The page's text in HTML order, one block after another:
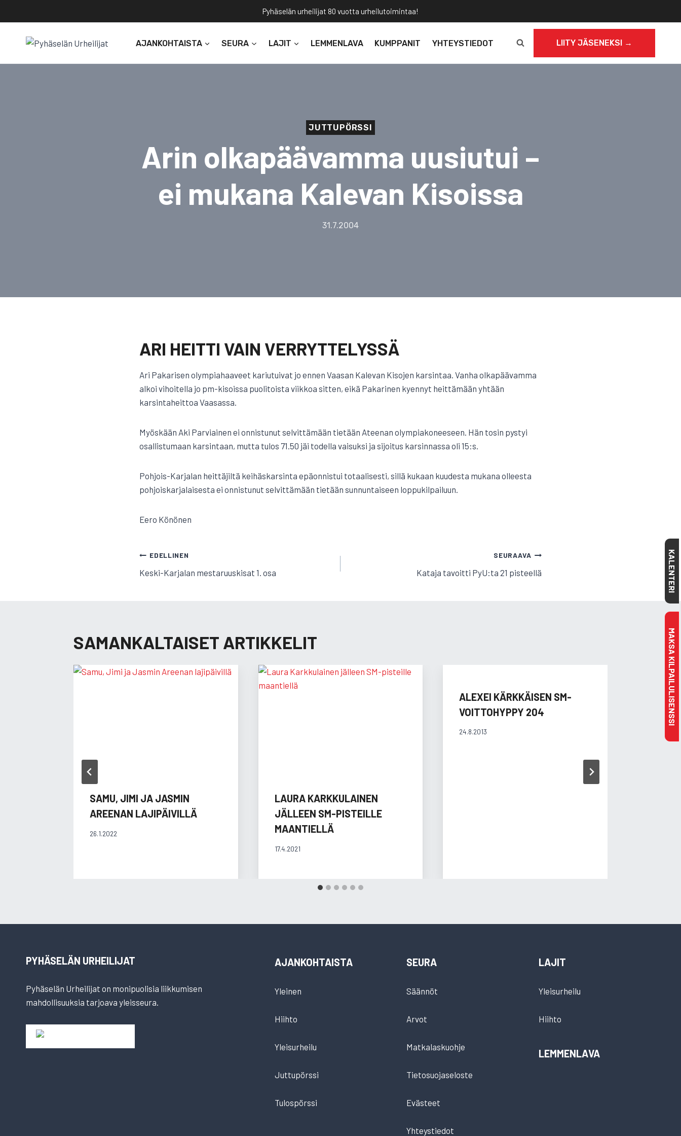
sisältöön
Pyhäselän urheilijat 80 vuotta urheilutoimintaa!
AJANKOHTAISTA SEURA LAJIT LEMMENLAVA KUMPPANIT YHTEYSTIEDOT LIITY JÄSENEKSI →
JUTTUPÖRSSI
Arin olkapäävamma uusiutui –
ei mukana Kalevan Kisoissa
31.7.2004
ARI HEITTI VAIN VERRYTTELYSSÄ
Ari Pakarisen olympiahaaveet kariutuivat jo ennen Vaasan Kalevan Kisojen karsintaa. Vanha olkapäävamma
alkoi vihoitella jo pm-kisoissa puolitoista viikkoa sitten, eikä Pakarinen kyennyt heittämään yhtään
karsintaheittoa Vaasassa.
Myöskään Aki Parviainen ei onnistunut selvittämään tietään Ateenan olympiakoneeseen. Hän tosin pystyi
osallistumaan karsintaan, mutta tulos 71.50 jäi todella vaisuksi ja sijoitus karsinnassa oli 15:s.
Pohjois-Karjalan heittäjiltä keihäskarsinta epäonnistui totaalisesti, sillä kukaan kuudesta mukana olleesta
pohjoiskarjalaisesta ei onnistunut selvittämään tietään sunnuntaiseen loppukilpailuun.
Eero Könönen
ARTIKKELIEN
SELAUS
EDELLINEN
Keski-Karjalan mestaruuskisat 1. osa
SEURAAVA
Kataja tavoitti PyU:ta 21 pisteellä
SAMANKALTAISET ARTIKKELIT
SAMU, JIMI JA JASMIN
AREENAN LAJIPÄIVILLÄ
26.1.2022
LAURA KARKKULAINEN
JÄLLEEN SM-PISTEILLE
MAANTIELLÄ
17.4.2021
ALEXEI KÄRKKÄISEN SM-
VOITTOHYPPY 204
24.8.2013
KAI
PYHÄSELÄN URHEILIJAT
Pyhäselän Urheilijat on monipuolisia liikkumisen
mahdollisuuksia tarjoava yleisseura.
AJANKOHTAISTA
Yleinen
Hiihto
Yleisurheilu
Juttupörssi
Tulospörssi
SEURA
Säännöt
Arvot
Matkalaskuohje
Tietosuojaseloste
Evästeet
Yhteystiedot
LAJIT
Yleisurheilu
Hiihto
LEMMENLAVA
KALENTERI
MAKSA KILPAILULISENSSI